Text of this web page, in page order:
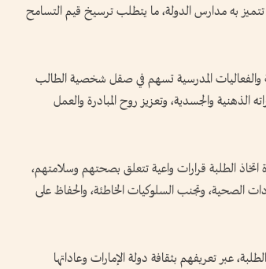
تتميز به مدارس الدولة، ما يتطلب ترسيخ قيم التسامح
والفعاليات المدرسية تسهم في صقل شخصية الطالب
الذهنية والجسدية، وتعزيز روح المبادرة والعمل
الطلبة قرارات واعية تتعلق بصحتهم وسلامتهم،
الصحية، وتجنب السلوكيات الخاطئة، والحفاظ على
عبر تعريفهم بثقافة دولة الإمارات وعاداتها